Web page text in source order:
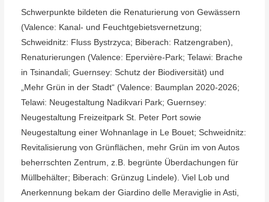
Schwerpunkte bildeten die Renaturierung von Gewässern
(Valence: Kanal- und Feuchtgebietsvernetzung;
Schweidnitz: Fluss Bystrzyca; Biberach: Ratzengraben),
Renaturierungen (Valence: Epervière-Park; Telawi: Brache
in Tsinandali; Guernsey: Schutz der Biodiversität) und
„Mehr Grün in der Stadt“ (Valence: Baumplan 2020-2026;
Telawi: Neugestaltung Nadikvari Park; Guernsey:
Neugestaltung Freizeitpark St. Peter Port sowie
Neugestaltung einer Wohnanlage in Le Bouet; Schweidnitz:
Revitalisierung von Grünflächen, mehr Grün im von Autos
beherrschten Zentrum, z.B. begrünte Überdachungen für
Müllbehälter; Biberach: Grünzug Lindele). Viel Lob und
Anerkennung bekam der Giardino delle Meraviglie in Asti,